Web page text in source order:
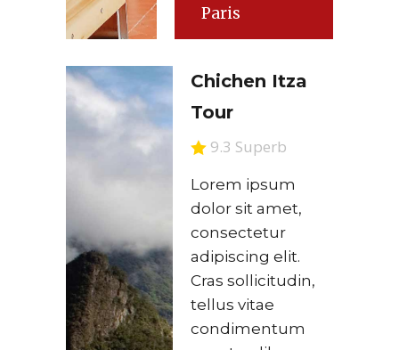
Paris
Chichen Itza
Tour
9.3 Superb
Lorem ipsum
dolor sit amet,
consectetur
adipiscing elit.
Cras sollicitudin,
tellus vitae
condimentum